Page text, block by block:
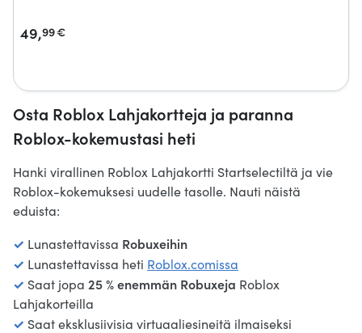
49,99€
Osta Roblox Lahjakortteja ja paranna
Roblox-kokemustasi heti
Hanki virallinen Roblox Lahjakortti Startselectiltä ja vie
Roblox-kokemuksesi uudelle tasolle. Nauti näistä
eduista:
✓ Lunastettavissa Robuxeihin
✓ Lunastettavissa heti Roblox.comissa
✓ Saat jopa 25 % enemmän Robuxeja Roblox
Lahjakorteilla
✓ Saat eksklusiivisia virtuaaliesineitä ilmaiseksi